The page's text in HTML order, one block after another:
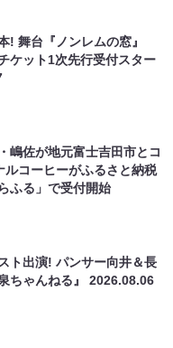
! 舞台『ノンレムの窓』
ケット1次先行受付スター
嶋佐が地元富士吉田市とコ
ルコーヒーがふるさと納税
ふる」で受付開始
ト出演! パンサー向井＆長
ちゃんねる』2026.08.06